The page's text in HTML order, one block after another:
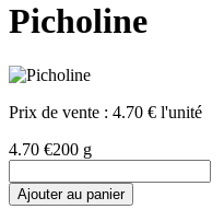
Picholine
Prix de vente : 4.70 € l'unité
4.70 €200 g
Ajouter au panier